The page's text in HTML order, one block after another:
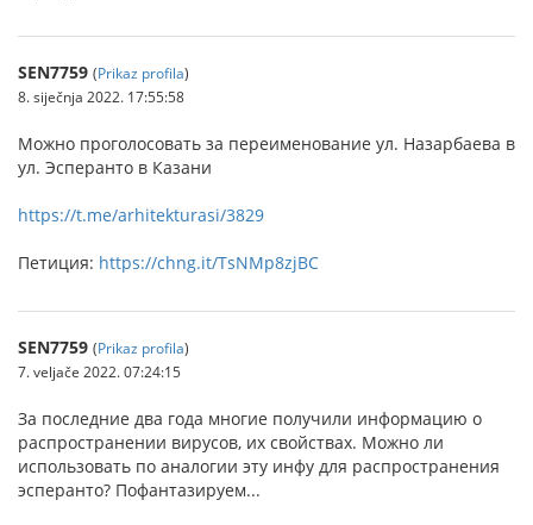
SEN7759 (Prikaz profila)
8. siječnja 2022. 17:55:58
Можно проголосовать за переименование ул. Назарбаева в
ул. Эсперанто в Казани
https://t.me/arhitekturasi/3829
Петиция: https://chng.it/TsNMp8zjBC
SEN7759 (Prikaz profila)
7. veljače 2022. 07:24:15
За последние два года многие получили информацию о
распространении вирусов, их свойствах. Можно ли
использовать по аналогии эту инфу для распространения
эсперанто? Пофантазируем...